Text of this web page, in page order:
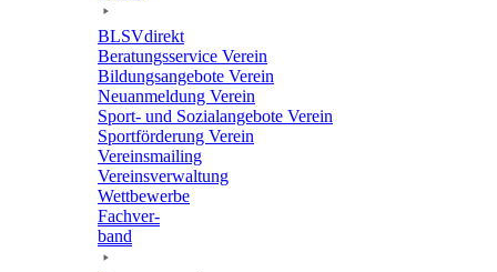
BLSVdi­rekt
Bera­tungs­ser­vice Verein
Bildungs­an­ge­bote Verein
Neuan­mel­dung Verein
Sport- und Sozi­al­an­ge­bote Verein
Sport­för­de­rung Verein
Vereins­mai­ling
Vereins­ver­wal­tung
Wett­be­werbe
Fach­ver­
band